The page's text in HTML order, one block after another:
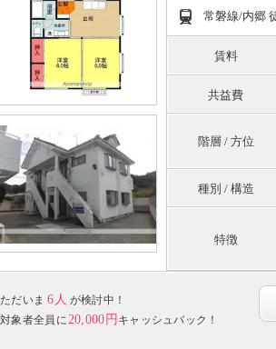
常磐線/内郷
賃料
共益費
階層 / 方位
種別 / 構造
特徴
ただいま 6人 が検討中！
対象者全員に 20,000円 キャッシュバック！